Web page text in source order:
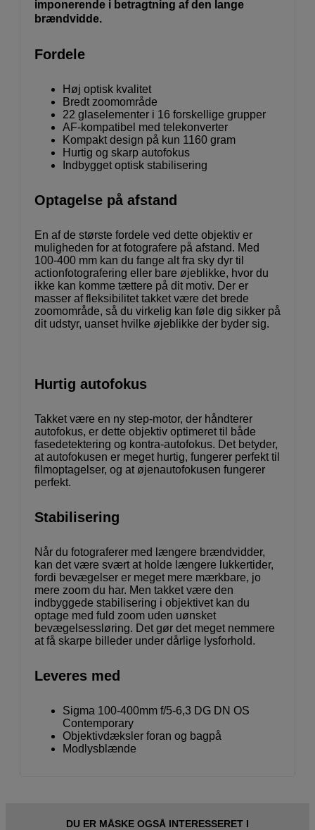
imponerende i betragtning af den lange
brændvidde.
Fordele
Høj optisk kvalitet
Bredt zoomområde
22 glaselementer i 16 forskellige grupper
AF-kompatibel med telekonverter
Kompakt design på kun 1160 gram
Hurtig og skarp autofokus
Indbygget optisk stabilisering
Optagelse på afstand
En af de største fordele ved dette objektiv er
muligheden for at fotografere på afstand. Med
100-400 mm kan du fange alt fra sky dyr til
actionfotografering eller bare øjeblikke, hvor du
ikke kan komme tættere på dit motiv. Der er
masser af fleksibilitet takket være det brede
zoomområde, så du virkelig kan føle dig sikker på
dit udstyr, uanset hvilke øjeblikke der byder sig.
Hurtig autofokus
Takket være en ny step-motor, der håndterer
autofokus, er dette objektiv optimeret til både
fasedetektering og kontra-autofokus. Det betyder,
at autofokusen er meget hurtig, fungerer perfekt til
filmoptagelser, og at øjenautofokusen fungerer
perfekt.
Stabilisering
Når du fotograferer med længere brændvidder,
kan det være svært at holde længere lukkertider,
fordi bevægelser er meget mere mærkbare, jo
mere zoom du har. Men takket være den
indbyggede stabilisering i objektivet kan du
optage med fuld zoom uden uønsket
bevægelsessløring. Det gør det meget nemmere
at få skarpe billeder under dårlige lysforhold.
Leveres med
Sigma 100-400mm f/5-6,3 DG DN OS
Contemporary
Objektivdæksler foran og bagpå
Modlysblænde
DU ER MÅSKE OGSÅ INTERESSERET I